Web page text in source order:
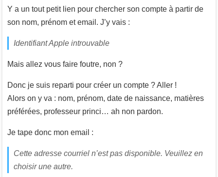
Y a un tout petit lien pour chercher son compte à partir de
son nom, prénom et email. J’y vais :
Identifiant Apple introuvable
Mais allez vous faire foutre, non ?
Donc je suis reparti pour créer un compte ? Aller !
Alors on y va : nom, prénom, date de naissance, matières
préférées, professeur princi… ah non pardon.
Je tape donc mon email :
Cette adresse courriel n’est pas disponible. Veuillez en
choisir une autre.